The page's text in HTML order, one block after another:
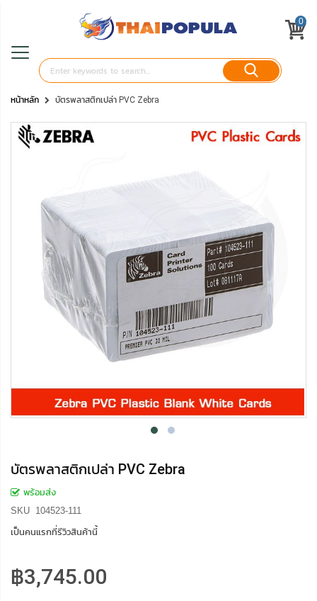
0
หน้าหลัก บัตรพลาสติกเปล่า PVC Zebra
บัตรพลาสติกเปล่า PVC Zebra
พร้อมส่ง
SKU 104523-111
เป็นคนแรกที่รีวิวสินค้านี้
฿3,745.00